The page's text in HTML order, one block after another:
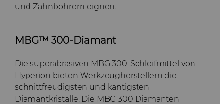
und Zahnbohrern eignen.
MBG™ 300-Diamant
Die superabrasiven MBG 300-Schleifmittel von
Hyperion bieten Werkzeugherstellern die
schnittfreudigsten und kantigsten
Diamantkristalle. Die MBG 300 Diamanten